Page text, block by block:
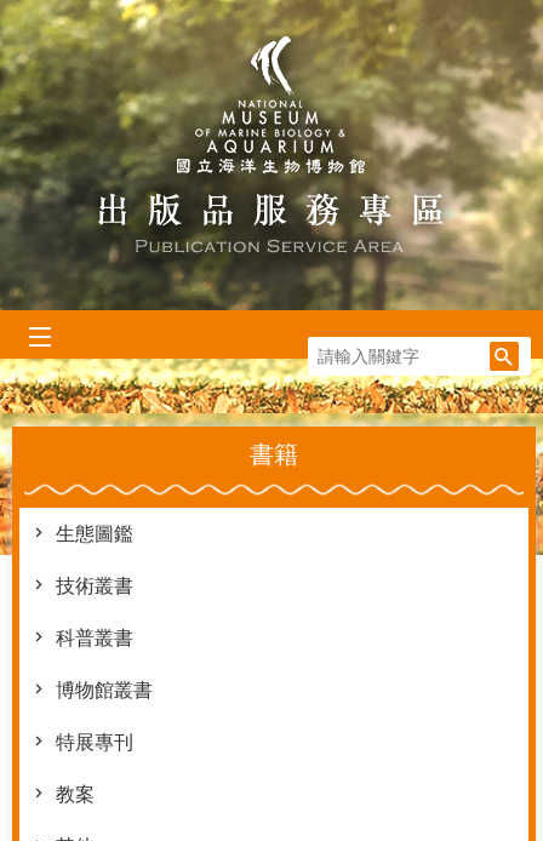
跳到主要內容區塊
:::
書籍
生態圖鑑
技術叢書
科普叢書
博物館叢書
特展專刊
教案